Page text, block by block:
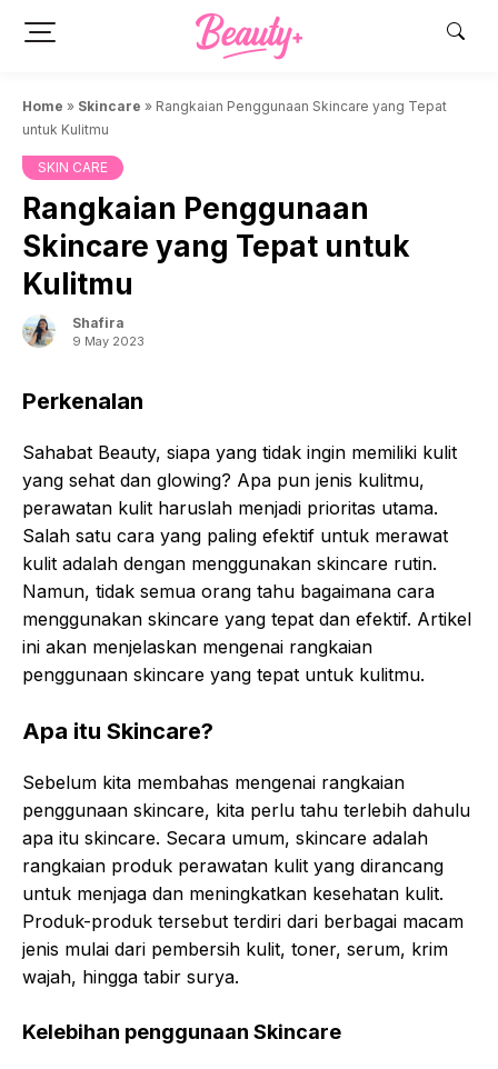
Home » Skincare » Rangkaian Penggunaan Skincare yang Tepat
untuk Kulitmu
SKIN CARE
Rangkaian Penggunaan
Skincare yang Tepat untuk
Kulitmu
Shafira
9 May 2023
Perkenalan
Sahabat Beauty, siapa yang tidak ingin memiliki kulit
yang sehat dan glowing? Apa pun jenis kulitmu,
perawatan kulit haruslah menjadi prioritas utama.
Salah satu cara yang paling efektif untuk merawat
kulit adalah dengan menggunakan skincare rutin.
Namun, tidak semua orang tahu bagaimana cara
menggunakan skincare yang tepat dan efektif. Artikel
ini akan menjelaskan mengenai rangkaian
penggunaan skincare yang tepat untuk kulitmu.
Apa itu Skincare?
Sebelum kita membahas mengenai rangkaian
penggunaan skincare, kita perlu tahu terlebih dahulu
apa itu skincare. Secara umum, skincare adalah
rangkaian produk perawatan kulit yang dirancang
untuk menjaga dan meningkatkan kesehatan kulit.
Produk-produk tersebut terdiri dari berbagai macam
jenis mulai dari pembersih kulit, toner, serum, krim
wajah, hingga tabir surya.
Kelebihan penggunaan Skincare